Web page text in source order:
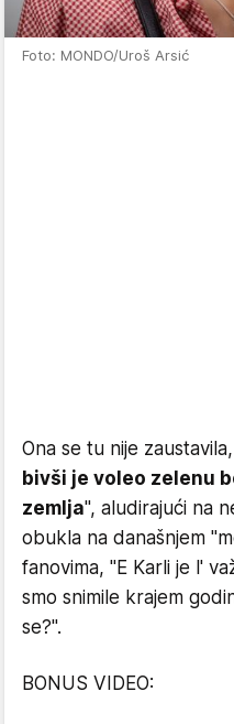
Foto: MONDO/Uroš Arsić
Ona se tu nije
bivši je voleo zelenu
zemlja", aludirajući na
obukla na današnjem
fanovima, "E Karli je l'
smo snimile krajem
se?".
BONUS VIDEO: